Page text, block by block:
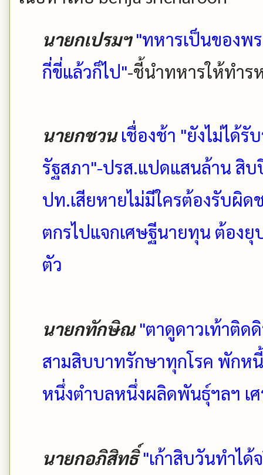
นายกเปรมฯ"ทหารเป็นของพ
กี่ขี่แล้วก็ไป"-ชี้นำทหารให้ทำร
นายกชวน เชื่องช้า "ยังไม่ได้รั
รัฐสภา"-ปรส.แปดแสนล้าน
ปท.เสียหายไม่มีใครต้องรับผิ
ตกรไปแจกเศษฐีนายทุน ต้อง
ตัว
นายกทักษิณ"ตาดูดาวเท้าติด
สามสิบบาทรักษาทุกโรค พักห
หนึ่งตำบลหนึ่งผลิดพันธุ์ฯลฯ เ
นายกอภิสิทธิ์"เก้าสิบวันทำได้